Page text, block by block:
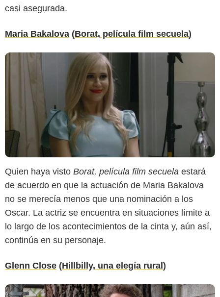
casi asegurada.
Maria Bakalova (Borat, película film secuela)
Quien haya visto Borat, película film secuela estará
de acuerdo en que la actuación de Maria Bakalova
no se merecía menos que una nominación a los
Oscar. La actriz se encuentra en situaciones límite a
lo largo de los acontecimientos de la cinta y, aún así,
continúa en su personaje.
Glenn Close (Hillbilly, una elegía rural)